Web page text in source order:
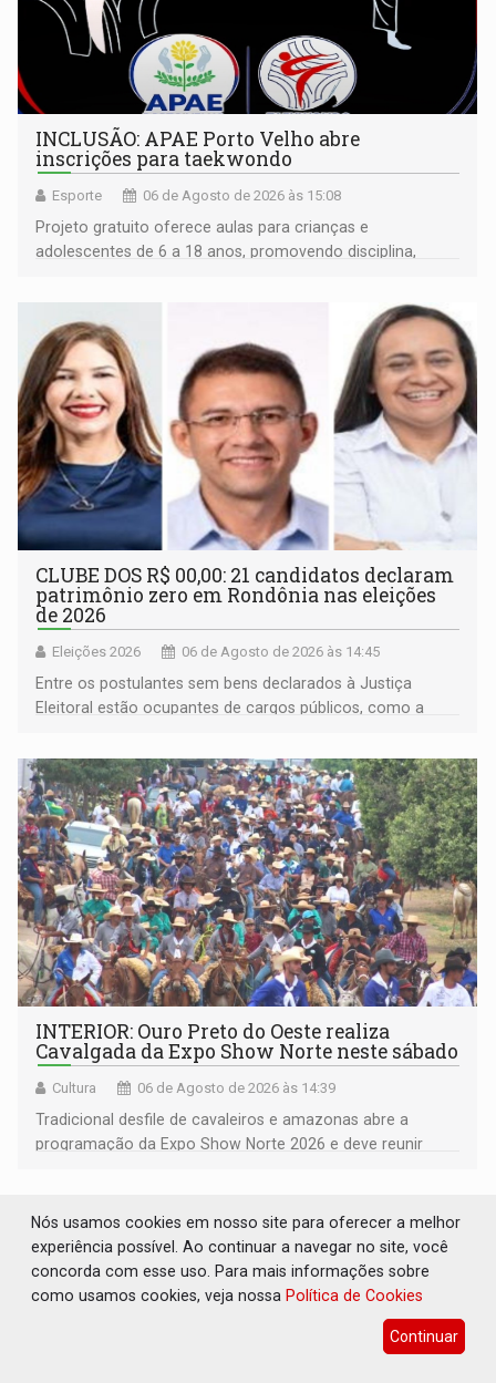
INCLUSÃO: APAE Porto Velho abre
inscrições para taekwondo
Esporte 06 de Agosto de 2026 às 15:08
Projeto gratuito oferece aulas para crianças e
adolescentes de 6 a 18 anos, promovendo disciplina,
CLUBE DOS R$ 00,00: 21 candidatos declaram
patrimônio zero em Rondônia nas eleições
de 2026
Eleições 2026 06 de Agosto de 2026 às 14:45
Entre os postulantes sem bens declarados à Justiça
Eleitoral estão ocupantes de cargos públicos, como a
Pedro Geovar (PP) e a vice-prefeita Magna dos Anjos
(NOVO)
INTERIOR: Ouro Preto do Oeste realiza
Cavalgada da Expo Show Norte neste sábado
Cultura 06 de Agosto de 2026 às 14:39
Tradicional desfile de cavaleiros e amazonas abre a
programação da Expo Show Norte 2026 e deve reunir
Nós usamos cookies em nosso site para oferecer a melhor
experiência possível. Ao continuar a navegar no site, você
concorda com esse uso. Para mais informações sobre
como usamos cookies, veja nossa Política de Cookies
Continuar